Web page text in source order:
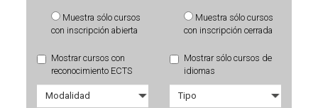
Muestra sólo cursos
con inscripción abierta
Muestra sólo cursos
con inscripción cerrada
Mostrar cursos con
reconocimiento ECTS
Mostrar sólo cursos de
idiomas